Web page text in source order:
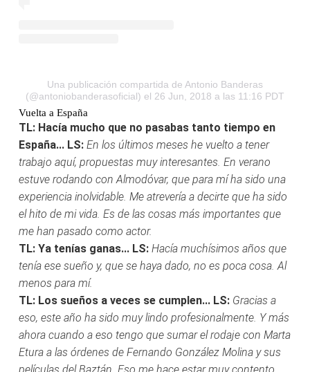
Una publicación compartida de Antonio Banderas
(@antoniobanderasoficial) el 26 Jun, 2018 a las 11:16 PDT
Vuelta a España
TL: Hacía mucho que no pasabas tanto tiempo en
España... LS: En los últimos meses he vuelto a tener
trabajo aquí, propuestas muy interesantes. En verano
estuve rodando con Almodóvar, que para mí ha sido una
experiencia inolvidable. Me atrevería a decirte que ha sido
el hito de mi vida. Es de las cosas más importantes que
me han pasado como actor.
TL: Ya tenías ganas... LS: Hacía muchísimos años que
tenía ese sueño y, que se haya dado, no es poca cosa. Al
menos para mí.
TL: Los sueños a veces se cumplen... LS: Gracias a
eso, este año ha sido muy lindo profesionalmente. Y más
ahora cuando a eso tengo que sumar el rodaje con Marta
Etura a las órdenes de Fernando González Molina y sus
películas del Baztán. Eso me hace estar muy contento